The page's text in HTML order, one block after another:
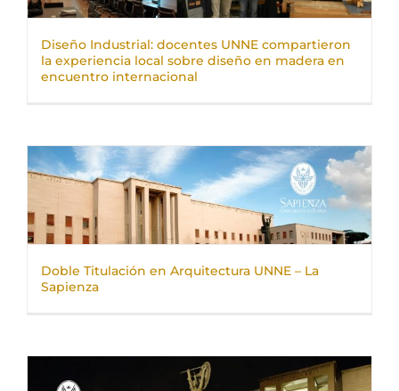
Diseño Industrial: docentes UNNE compartieron
la experiencia local sobre diseño en madera en
encuentro internacional
Doble Titulación en Arquitectura UNNE – La
Sapienza